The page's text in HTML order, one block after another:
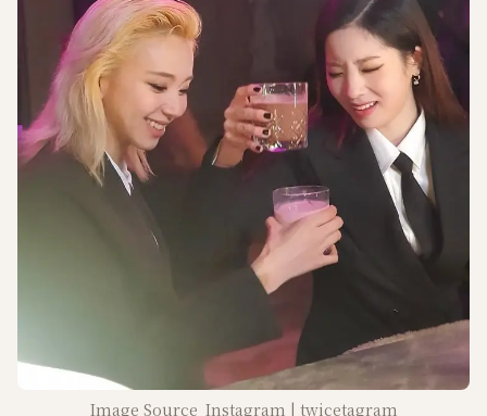
Image Source_Instagram | twicetagram